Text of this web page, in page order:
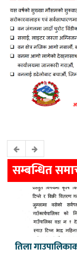
सम्बन्धित
तिला